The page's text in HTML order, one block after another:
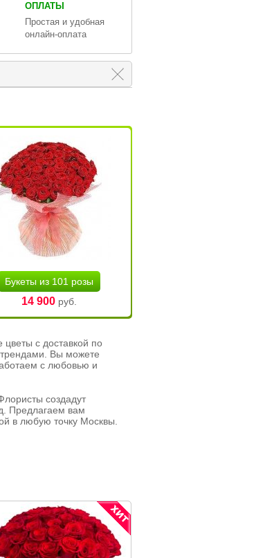
ОПЛАТЫ
Простая и удобная
онлайн-оплата
Букеты из 101 розы
14 900руб.
с доставкой по
Вы можете
с любовью и
создадут
Предлагаем вам
в любую точку Москвы.